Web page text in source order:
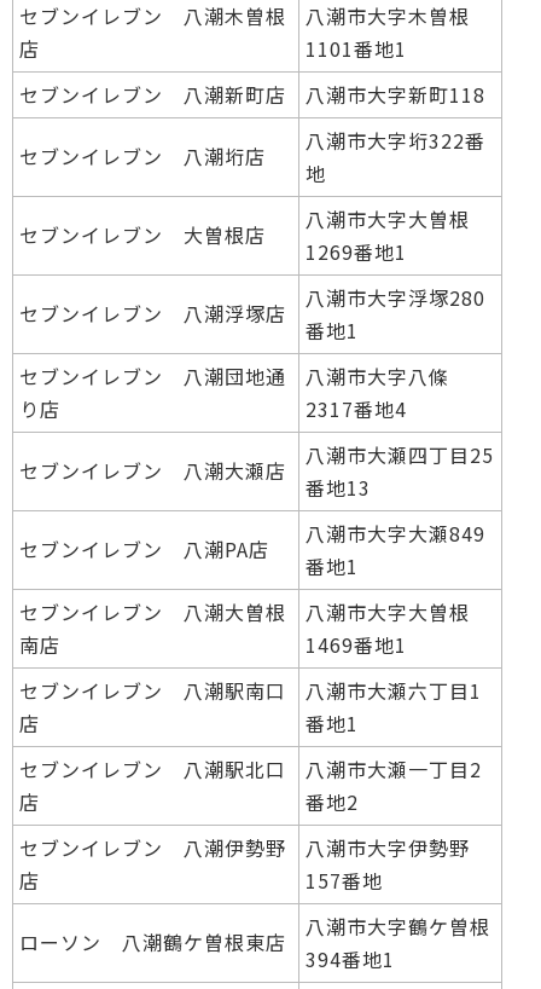
セブンイレブン 八潮木曽根
店
八潮市大字木曽根
1101番地1
セブンイレブン 八潮新町店
八潮市大字新町118
セブンイレブン 八潮垳店
八潮市大字垳322番
地
セブンイレブン 大曽根店
八潮市大字大曽根
1269番地1
セブンイレブン 八潮浮塚店
八潮市大字浮塚280
番地1
セブンイレブン 八潮団地通
り店
八潮市大字八條
2317番地4
セブンイレブン 八潮大瀬店
八潮市大瀬四丁目25
番地13
セブンイレブン 八潮PA店
八潮市大字大瀬849
番地1
セブンイレブン 八潮大曽根
南店
八潮市大字大曽根
1469番地1
セブンイレブン 八潮駅南口
店
八潮市大瀬六丁目1
番地1
セブンイレブン 八潮駅北口
店
八潮市大瀬一丁目2
番地2
セブンイレブン 八潮伊勢野
店
八潮市大字伊勢野
157番地
ローソン 八潮鶴ケ曽根東店
八潮市大字鶴ケ曽根
394番地1